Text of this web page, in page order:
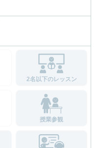
2名以下のレッスン
授業参観